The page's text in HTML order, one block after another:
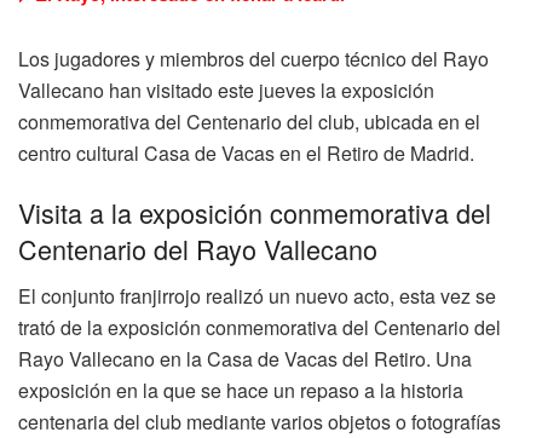
Los jugadores y miembros del cuerpo técnico del Rayo
Vallecano han visitado este jueves la exposición
conmemorativa del Centenario del club, ubicada en el
centro cultural Casa de Vacas en el Retiro de Madrid.
Visita a la exposición conmemorativa del
Centenario del Rayo Vallecano
El conjunto franjirrojo realizó un nuevo acto, esta vez se
trató de la exposición conmemorativa del Centenario del
Rayo Vallecano en la Casa de Vacas del Retiro. Una
exposición en la que se hace un repaso a la historia
centenaria del club mediante varios objetos o fotografías